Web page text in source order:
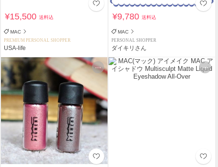
¥15,500送料込
MAC
PREMIUM PERSONAL SHOPPER
USA-life
¥9,780送料込
MAC
PERSONAL SHOPPER
ダイキリさん